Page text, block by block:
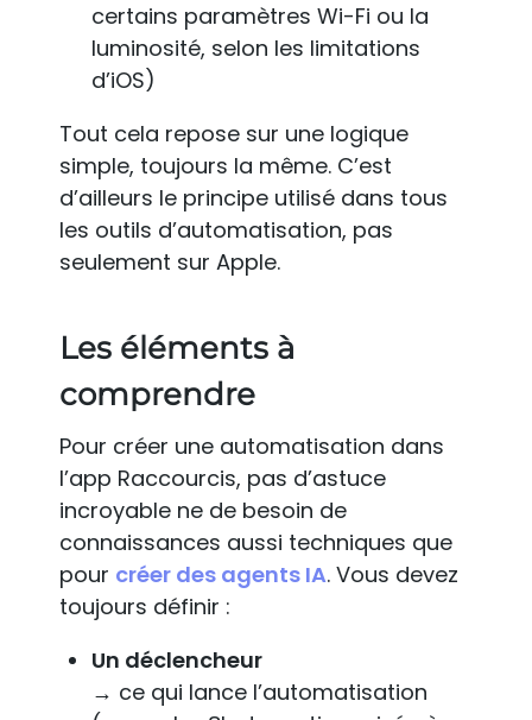
certains paramètres Wi-Fi ou la
luminosité, selon les limitations
d’iOS)
Tout cela repose sur une logique
simple, toujours la même. C’est
d’ailleurs le principe utilisé dans tous
les outils d’automatisation, pas
seulement sur Apple.
Les éléments à
comprendre
Pour créer une automatisation dans
l’app Raccourcis, pas d’astuce
incroyable ne de besoin de
connaissances aussi techniques que
pour créer des agents IA. Vous devez
toujours définir :
Un déclencheur
→ ce qui lance l’automatisation